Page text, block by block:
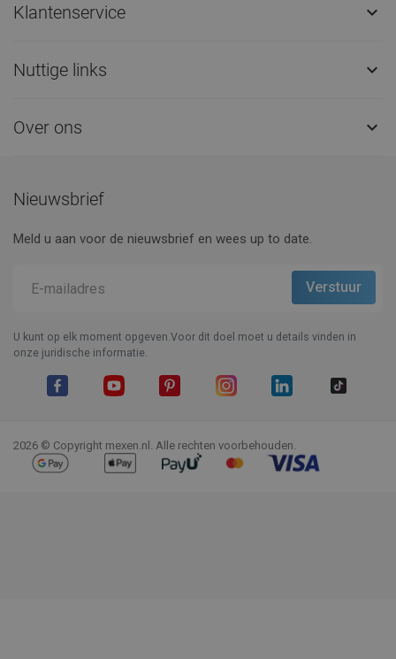
Klantenservice 
Nuttige links 
Over ons 
Nieuwsbrief
Meld u aan voor de nieuwsbrief en wees up to date.
U kunt op elk moment opgeven.Voor dit doel moet u details vinden in
onze juridische informatie.
2026 © Copyright mexen.nl. Alle rechten voorbehouden.